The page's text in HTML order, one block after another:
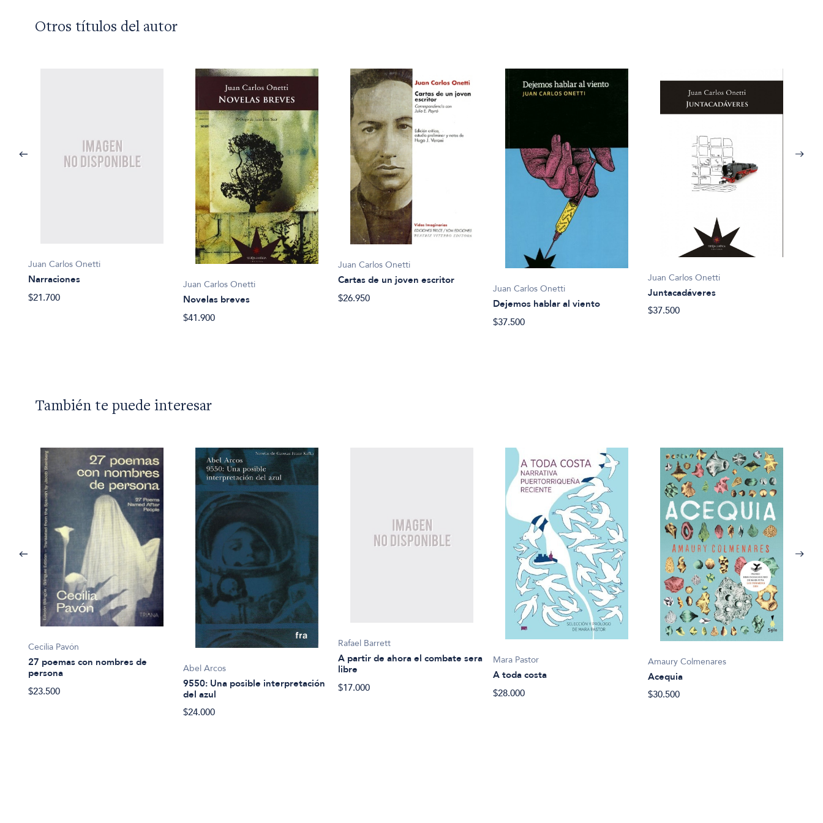
Otros títulos del autor
Juan Carlos Onetti
Narraciones
$21.700
Juan Carlos Onetti
Novelas breves
$41.900
Juan Carlos Onetti
Cartas de un joven escritor
$26.950
Juan Carlos Onetti
Dejemos hablar al viento
$37.500
Juan Carlos Onetti
Juntacadáveres
$37.500
También te puede interesar
Cecilia Pavón
27 poemas con nombres de
persona
$23.500
Abel Arcos
9550: Una posible interpretación
del azul
$24.000
Rafael Barrett
A partir de ahora el combate sera
libre
$17.000
Mara Pastor
A toda costa
$28.000
Amaury Colmenares
Acequia
$30.500